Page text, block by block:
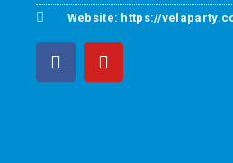
Website: https://